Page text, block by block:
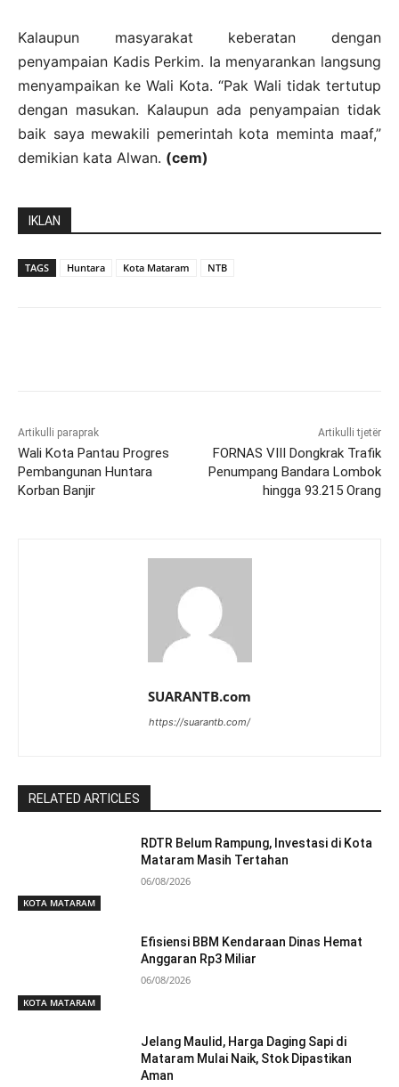
Kalaupun masyarakat keberatan dengan
penyampaian Kadis Perkim. Ia menyarankan langsung
menyampaikan ke Wali Kota. “Pak Wali tidak tertutup
dengan masukan. Kalaupun ada penyampaian tidak
baik saya mewakili pemerintah kota meminta maaf,”
demikian kata Alwan. (cem)
IKLAN
TAGS Huntara Kota Mataram NTB
Artikulli paraprak
Wali Kota Pantau Progres
Pembangunan Huntara
Korban Banjir
Artikulli tjetër
FORNAS VIII Dongkrak Trafik
Penumpang Bandara Lombok
hingga 93.215 Orang
SUARANTB.com
https://suarantb.com/
RELATED ARTICLES
KOTA MATARAM
RDTR Belum Rampung, Investasi di Kota
Mataram Masih Tertahan
06/08/2026
KOTA MATARAM
Efisiensi BBM Kendaraan Dinas Hemat
Anggaran Rp3 Miliar
06/08/2026
Jelang Maulid, Harga Daging Sapi di
Mataram Mulai Naik, Stok Dipastikan
Aman